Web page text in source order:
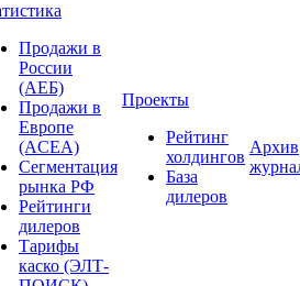
Продажи в
России
(АЕБ)
Продажи в
Европе
(ACEA)
Сегментация
рынка РФ
Рейтинги
дилеров
Тарифы
каско (ЭЛТ-
Проекты
Рейтинг
холдингов
База
дилеров
Архив